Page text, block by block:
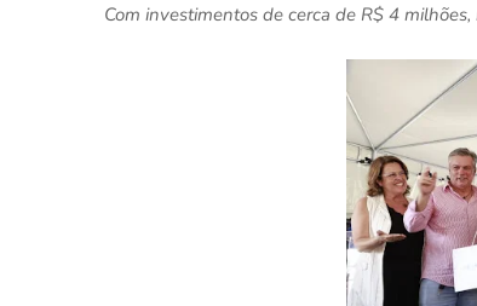
Com investimentos de cerca de R$ 4